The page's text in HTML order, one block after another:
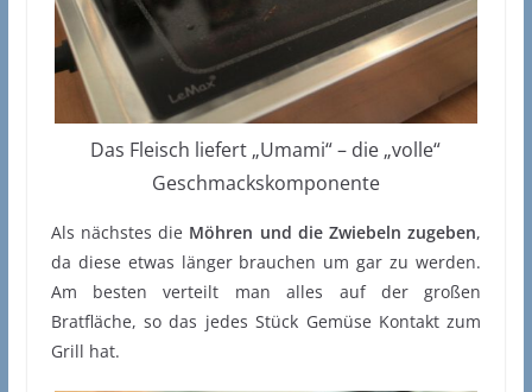
Das Fleisch liefert „Umami“ – die „volle“
Geschmackskomponente
Als nächstes die Möhren und die Zwiebeln zugeben,
da diese etwas länger brauchen um gar zu werden.
Am besten verteilt man alles auf der großen
Bratfläche, so das jedes Stück Gemüse Kontakt zum
Grill hat.